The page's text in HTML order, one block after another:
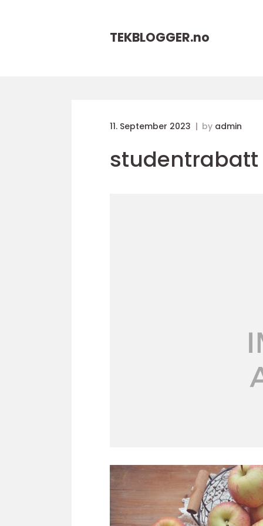
TEKBLOGGER.no
11. September 2023 by admin